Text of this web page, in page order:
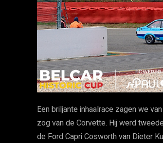
Een briljante inhaalrace zagen we
zog van de Corvette. Hij werd
de Ford Capri Cosworth van Dieter